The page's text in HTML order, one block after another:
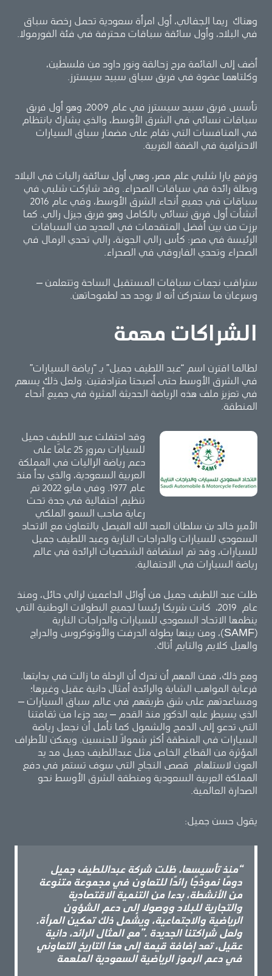
وهناك ريما الجفالي، أول امرأة سعودية تحمل رخصة سباق
في البلاد، وأول سائقة سباقات محترفة في فئة الفورمولا.
أضف إلى القائمة مرح زحالقة ونور داود من فلسطين،
وكلتاهما عضوة في فريق سباق سبيد سيسترز.
تأسس فريق سبيد سيسترز في عام 2009، وهو أول فريق
سباقات نسائي في الشرق الأوسط، والذي يشارك بانتظام
في المنافسات التي تقام على مضمار سباق السيارات
الاحترافية في الضفة الغربية.
وترفع يارا شلبي علم مصر، وهي أول سائقة راليات في البلاد
وبطلة رائدة في سباقات الصحراء. وقد شاركت شلبي في
سباقات في جميع أنحاء الشرق الأوسط، وفي عام 2016
أنشأت أول فريق نسائي بالكامل وهو فريق جيزل رالي. كما
برزت من بين أفضل المتقدمات في العديد من السباقات
الرئيسة في مصر: كأس رالي الجونة، رالي تحدي الرمال في
الصحراء وتحدي الفاروقي في الصحراء.
ستراقب نجمات سباقات المستقبل الساحة وتتعلمن –
وسرعان ما ستدركن أنه لا يوجد حد لطموحاتهن.
الشراكات مهمة
لطالما اقترن اسم “عبد اللطيف جميل” بـ “رياضة السيارات”
في الشرق الأوسط حتى أصبحتا مترادفتين. ولعل ذلك يسهم
في تعزيز ملف هذه الرياضة الحديثة المثيرة في جميع أنحاء
المنطقة.
وقد احتفلت عبد اللطيف جميل
للسيارات بمرور 25 عامًا على
دعم رياضة الراليات في المملكة
العربية السعودية، والذي بدأ منذ
عام 1977. وفي مايو 2022 تم
تنظيم احتفالية في جدة تحت
رعاية صاحب السمو الملكي
الأمير خالد بن سلطان العبد الله الفيصل بالتعاون مع الاتحاد
السعودي للسيارات والدراجات النارية وعبد اللطيف جميل
للسيارات، وقد تم استضافة الشخصيات الرائدة في عالم
رياضة السيارات في الاحتفالية.
ظلت عبد اللطيف جميل من أوائل الداعمين لرالي حائل، ومنذ
عام 2019، كانت شريكا رئيسا لجميع البطولات الوطنية التي
ينظمها الاتحاد السعودي للسيارات والدراجات النارية
(SAMF)، ومن بينها بطولة الدرفت والأوتوكروس والدراج
والهيل كلايم والتايم أتاك.
ومع ذلك، فمن المهم أن ندرك أن الرحلة ما زالت في بدايتها.
فرعاية المواهب الشابة والرائدة أمثال دانية عقيل وغيرها؛
ومساعدتهم على شق طريقهم في عالم سباق السيارات –
الذي يسيطر عليه الذكور منذ القدم – يعد جزءا من ثقافتنا
التي تدعو إلى الدمج والشمول كما نأمل أن نجعل رياضة
السيارات في المنطقة أكثر شمولاً للجنسين. ويمكن للأطراف
المؤثرة من القطاع الخاص مثل عبداللطيف جميل مد يد
العون لاستلهام قصص النجاح التي سوف تستمر في دفع
المملكة العربية السعودية ومنطقة الشرق الأوسط نحو
الصدارة العالمية.
يقول حسن جميل:
“منذ تأسيسها، ظلت شركة عبداللطيف جميل
دومًا نموذجًا رائدًا للتعاون في مجموعة متنوعة
من الأنشطة، بدءا من التنمية الاقتصادية
والتجارية للبلاد ووصولا إلى دعم الشؤون
الرياضية والاجتماعية، ويشمل ذلك تمكين المرأة.
ولعل شراكتنا الجديدة .”مع المثال الرائد، دانية
عقيل، تعد إضافة قيمة إلى هذا التاريخ التعاوني
في دعم الرموز الرياضية السعودية الملهمة